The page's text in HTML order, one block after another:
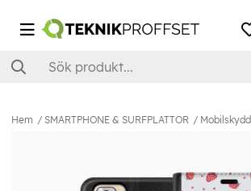
Hem SMARTPHONE & SURFPLATTOR Mobilskydd